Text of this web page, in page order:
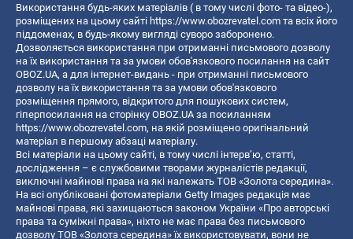
Використання будь-яких матеріалів ( в тому числі фото- та відео-),
розміщених на цьому сайті https://www.obozrevatel.com та всіх його
піддоменах, в будь-якому вигляді суворо заборонено.
Дозволяється використання при отриманні письмового дозволу
на їх використання та за умови обов'язкового посилання на сайт
OBOZ.UA, а для інтернет-видань - при отриманні письмового
дозволу на їх використання та за умови обов'язкового
розміщення прямого, відкритого для пошукових систем,
гіперпосилання на сторінку OBOZ.UA за посиланням
https://www.obozrevatel.com, на якій розміщено оригінальний
матеріал в першому абзаці матеріалу.
Всі матеріали на цьому сайті, в тому числі інтерв’ю, статті,
дослідження – є службовими творами журналістів редакції,
виключні майнові права на які належать ТОВ «Золота середина».
На всі опубліковані фотоматеріали Getty Images редакція має
майнові права, які захищаються законом України «Про авторські
права та суміжні права», ніхто не має права без письмового
дозволу ТОВ «Золота середина» їх використовувати, вони не